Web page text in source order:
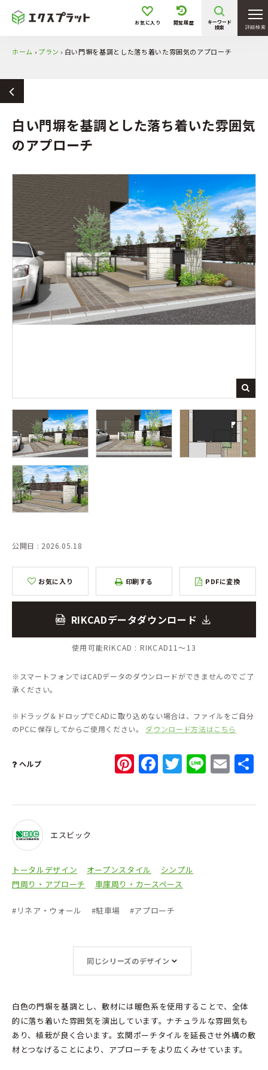
詳細検索
お気に入り 閲覧履歴
キーワード
検索
ホーム › プラン › 白い門塀を基調とした落ち着いた雰囲気のアプローチ
白い門塀を基調とした落ち着いた雰囲気
のアプローチ
公開日 : 2026.05.18
お気に入り 印刷する PDFに変換
RIKCADデータダウンロード
使用可能RIKCAD : RIKCAD11～13
※スマートフォンではCADデータのダウンロードができませんのでご了
承ください。
※ドラッグ＆ドロップでCADに取り込めない場合は、ファイルをご自分
のPCに保存してからご使用ください。 ダウンロード方法はこちら
ヘルプ Pinterest
Facebook
Twitter
Line
エスビック
トータルデザイン オープンスタイル
シンプル
門周り・アプローチ
車庫周り・カースペース
# リネア・ウォール #駐車場 #アプローチ
同じシリーズのデザイン
白色の門塀を基調とし、敷材には暖色系を使用することで、全体
的に落ち着いた雰囲気を演出しています。ナチュラルな雰囲気も
あり、植栽が良く合います。玄関ポーチタイルを延長させ外構の敷
材とつなげることにより、アプローチをより広くみせています。